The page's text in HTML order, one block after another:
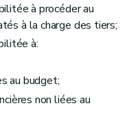
et la certification du compte général
comptable et l'approche intégrée d'audit
à procéder au
à la charge des tiers;
à:
au budget;
non liées au